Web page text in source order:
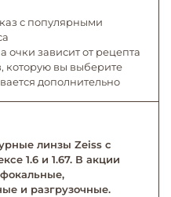
с популярными
очки зависит от рецепта
которую вы выберите
дополнительно
линзы Zeiss с
1.6 и 1.67. В акции
и разгрузочные.